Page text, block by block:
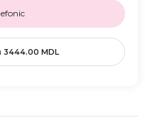
3444.00 MDL